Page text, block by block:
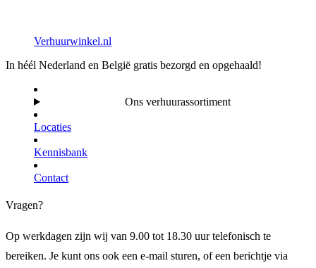
Verhuurwinkel.nl
In héél Nederland en België gratis bezorgd en opgehaald!
Ons verhuurassortiment
Locaties
Kennisbank
Contact
Vragen?
Op werkdagen zijn wij van 9.00 tot 18.30 uur telefonisch te
bereiken. Je kunt ons ook een e-mail sturen, of een berichtje via